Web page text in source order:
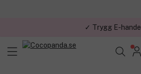
✓ Trygg E-handel